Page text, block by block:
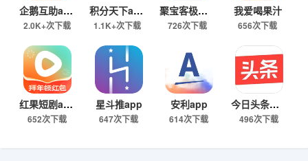
企鹅互助app
2.0K+次下载
积分天下app
1.1K+次下载
聚宝客极速版
726次下载
我爱喝果汁
656次下载
红果短剧app
652次下载
星斗推app
647次下载
安利app
614次下载
今日头条极速版下载
496次下载